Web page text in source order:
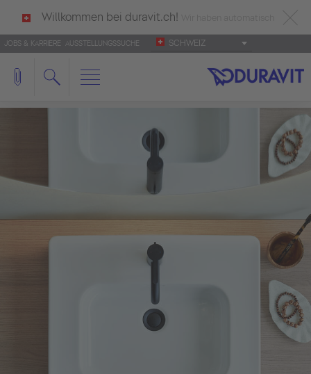
Willkommen bei duravit.ch!
deutsch als Ihre Sprache erkannt.
Français Italiano
JOBS & KARRIERE AUSSTELLUNGSSUCHE SCHWEIZ